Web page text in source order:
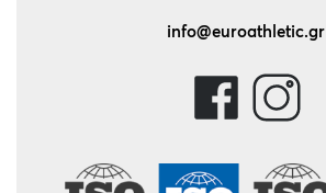
info@euroathletic.gr